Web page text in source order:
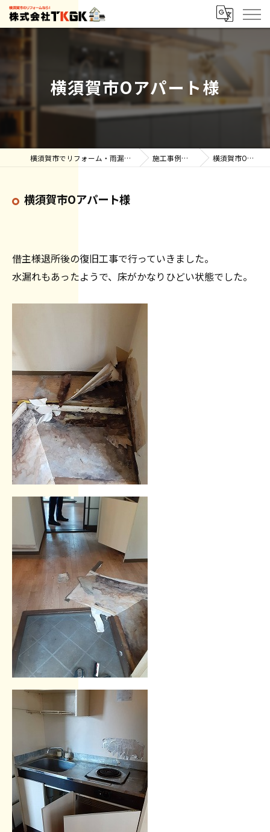
横須賀市Oアパート様
横須賀市でリフォーム・雨漏りなら株式会社TKGK 施工事例【ブログ】 横須賀市Oアパート様
横須賀市Oアパート様
借主様退所後の復旧工事で行っていきました。
水漏れもあったようで、床がかなりひどい状態でした。